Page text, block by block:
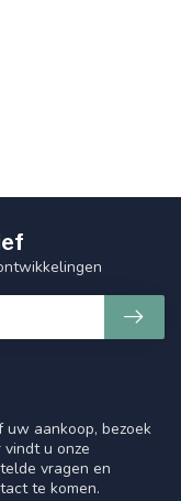
aankoop, bezoek
u onze
vragen en
te komen.